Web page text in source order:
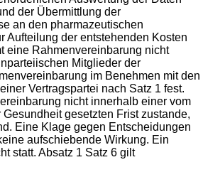
der Übermittlung der
an den pharmazeutischen
Aufteilung der entstehenden Kosten
eine Rahmenvereinbarung nicht
Mitglieder der
im Benehmen mit den
Vertragspartei nach Satz 1 fest.
nicht innerhalb einer vom
gesetzten Frist zustande,
Eine Klage gegen Entscheidungen
aufschiebende Wirkung. Ein
statt. Absatz 1 Satz 6 gilt